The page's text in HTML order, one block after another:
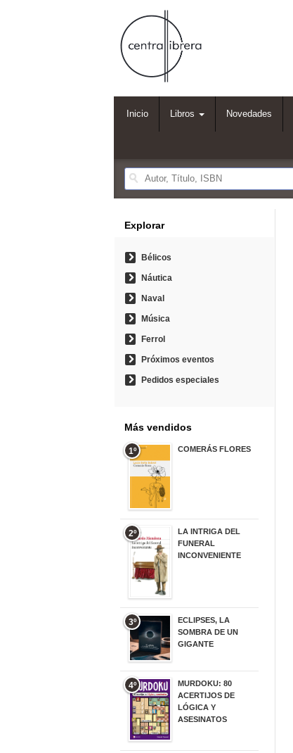
Inicio Libros Novedades
Explorar
Bélicos
Náutica
Naval
Música
Ferrol
Próximos eventos
Pedidos especiales
Más vendidos
1º COMERÁS FLORES
2º
LA INTRIGA DEL
FUNERAL
INCONVENIENTE
3º
ECLIPSES, LA
SOMBRA DE UN
GIGANTE
4º
MURDOKU: 80
ACERTIJOS DE
LÓGICA Y
ASESINATOS